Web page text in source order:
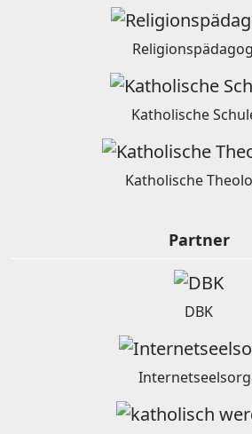
Katholische
Katholische
Partner
DBK